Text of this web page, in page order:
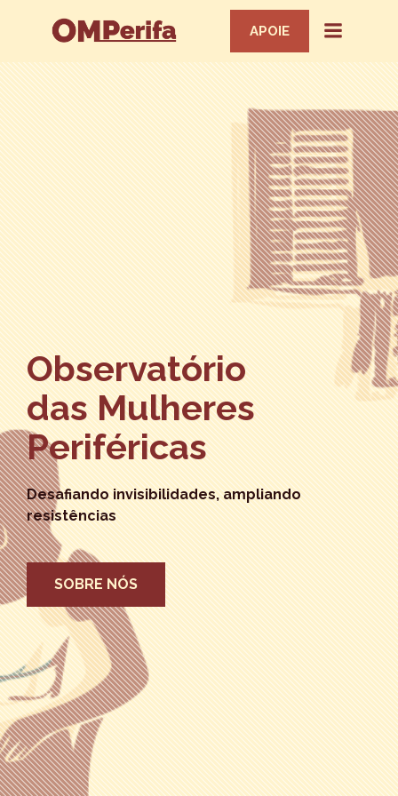
APOIE
Observatório
das Mulheres
Periféricas
Desafiando invisibilidades, ampliando
resistências
SOBRE NÓS